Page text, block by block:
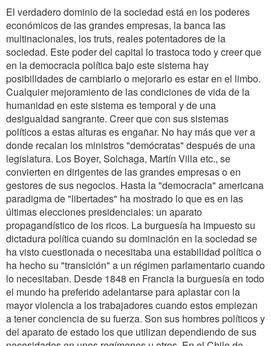
El verdadero dominio de la sociedad está en los poderes
económicos de las grandes empresas, la banca las
multinacionales, los truts, reales potentadores de la
sociedad. Este poder del capital lo trastoca todo y creer que
en la democracia política bajo este sistema hay
posibilidades de cambiarlo o mejorarlo es estar en el limbo.
Cualquier mejoramiento de las condiciones de vida de la
humanidad en este sistema es temporal y de una
desigualdad sangrante. Creer que con sus sistemas
políticos a estas alturas es engañar. No hay más que ver a
donde recalan los ministros "demócratas" después de una
legislatura. Los Boyer, Solchaga, Martín Villa etc., se
convierten en dirigentes de las grandes empresas o en
gestores de sus negocios. Hasta la "democracia" americana
paradigma de "libertades" ha mostrado lo que es en las
últimas elecciones presidenciales: un aparato
propagandístico de los ricos. La burguesía ha impuesto su
dictadura política cuando su dominación en la sociedad se
ha visto cuestionada o necesitaba una estabilidad política o
ha hecho su "transición" a un régimen parlamentario cuando
lo necesitaban. Desde 1848 en Francia la burguesía en todo
el mundo ha preferido adelantarse para aplastar con la
mayor violencia a los trabajadores cuando estos empiezan
a tener conciencia de su fuerza. Son sus hombres políticos y
del aparato de estado los que utilizan dependiendo de sus